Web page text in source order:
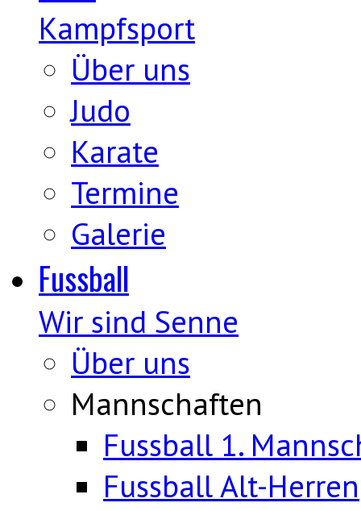
Kampfsport
Über uns
Judo
Karate
Termine
Galerie
Fussball
Wir sind Senne
Über uns
Mannschaften
Fussball 1.
Fussball Alt-Herren